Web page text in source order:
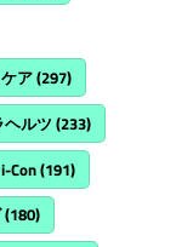
ア(297)
ルツ (233)
Con(191)
(180)